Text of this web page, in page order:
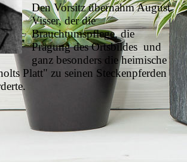
Den Vorsitz übernahm August
Visser, der die
Brauchtumspflege, die
Prägung des Ortsbildes und
ganz besonders die heimische
Platt" zu seinen Steckenpferden